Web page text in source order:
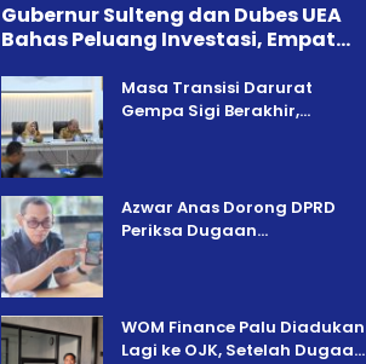
Gubernur Sulteng dan Dubes UEA
Bahas Peluang Investasi, Empat
Masa Transisi Darurat
Gempa Sigi Berakhir,
Azwar Anas Dorong DPRD
Periksa Dugaan
‎WOM Finance Palu Diadukan
Lagi ke OJK, Setelah Dugaan